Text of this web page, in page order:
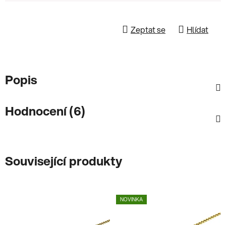
Zeptat se Hlídat
Popis
Hodnocení (6)
Související produkty
NOVINKA